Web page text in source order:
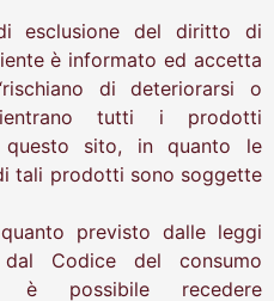
esclusione del diritto di
è informato ed accetta
di deteriorarsi o
tutti i prodotti
questo sito, in quanto le
tali prodotti sono soggette
previsto dalle leggi
Codice del consumo
è possibile recedere